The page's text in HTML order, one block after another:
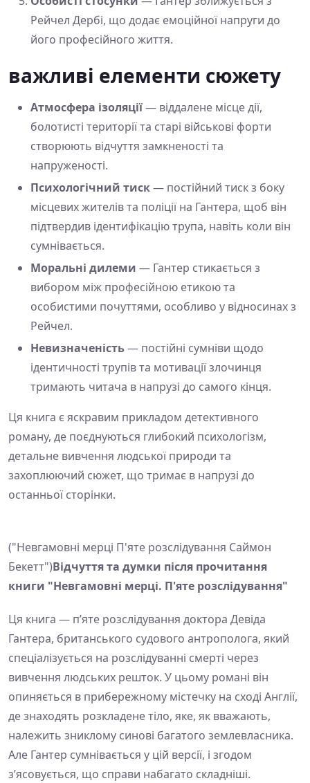
Рейчел Дербі, що додає емоційної напруги до
його професійного життя.
важливі елементи сюжету
Атмосфера ізоляції— віддалене місце дії,
болотисті території та старі військові форти
створюють відчуття замкненості та
напруженості.
Психологічний тиск— постійний тиск з боку
місцевих жителів та поліції на Гантера, щоб він
підтвердив ідентифікацію трупа, навіть коли він
сумнівається.
Моральні дилеми — Гантер стикається з
вибором між професійною етикою та
особистими почуттями, особливо у відносинах з
Рейчел.
Невизначеність— постійні сумніви щодо
ідентичності трупів та мотивації злочинця
тримають читача в напрузі до самого кінця.
Ця книга є яскравим прикладом детективного
роману, де поєднуються глибокий психологізм,
детальне вивчення людської природи та
захоплюючий сюжет, що тримає в напрузі до
останньої сторінки.
("Невгамовні мерці П'яте розслідування Саймон
Бекетт")Відчуття та думки після прочитання
книги "Невгамовні мерці. П'яте розслідування"
Ця книга — п’яте розслідування доктора Девіда
Гантера, британського судового антрополога, який
спеціалізується на розслідуванні смерті через
вивчення людських решток. У цьому романі він
опиняється в прибережному містечку на сході Англії,
де знаходять розкладене тіло, яке, як вважають,
належить зниклому синові багатого землевласника.
Але Гантер сумнівається у цій версії, і згодом
з’ясовується, що справи набагато складніші.